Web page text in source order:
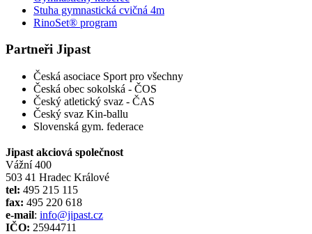
Stuha gymnastická cvičná 4m
RinoSet® program
Partneři Jipast
Česká asociace Sport pro všechny
Česká obec sokolská - ČOS
Český atletický svaz - ČAS
Český svaz Kin-ballu
Slovenská gym. federace
Jipast akciová společnost
Vážní 400
503 41 Hradec Králové
tel: 495 215 115
fax: 495 220 618
e-mail: info@jipast.cz
IČO: 25944711